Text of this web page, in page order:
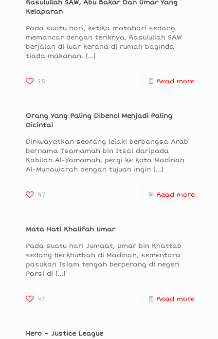
Rasulullah SAW, Abu Bakar Dan Umar Yang
Kelaparan
Pada suatu hari, ketika matahari sedang
memancar dengan teriknya, Rasulullah SAW
berjalan di luar kerana di rumah baginda
tiada makanan. […]
25 Read more
Orang Yang Paling Dibenci Menjadi Paling
Dicintai
Diriwayatkan seorang lelaki berbangsa Arab
bernama Tsamamah bin Itsal daripada
Kabilah Al-Yamamah, pergi ke kota Madinah
Al-Munawarah dengan tujuan ingin […]
97 Read more
Mata Hati Khalifah Umar
Pada suatu hari Jumaat, Umar bin Khattab
sedang berkhutbah di Madinah, sementara
pasukan Islam tengah berperang di negeri
Parsi di […]
47 Read more
Hero – Justice League